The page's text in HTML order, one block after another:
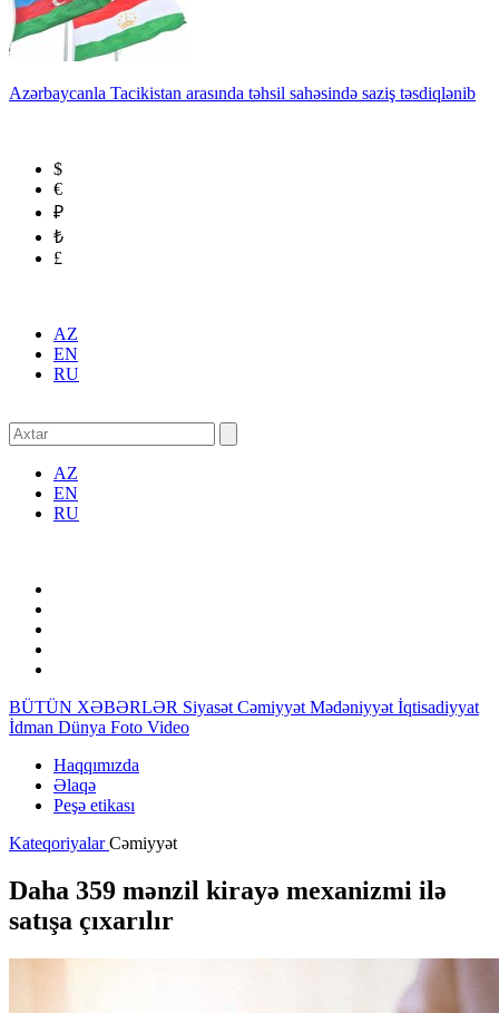
Azərbaycanla Tacikistan arasında təhsil sahəsində saziş təsdiqlənib
$
€
₽
₺
£
AZ
EN
RU
AZ
EN
RU
BÜTÜN XƏBƏRLƏR Siyasət Cəmiyyət Mədəniyyət İqtisadiyyat
İdman Dünya Foto Video
Haqqımızda
Əlaqə
Peşə etikası
KateqoriyalarCəmiyyət
Daha 359 mənzil kirayə mexanizmi ilə
satışa çıxarılır